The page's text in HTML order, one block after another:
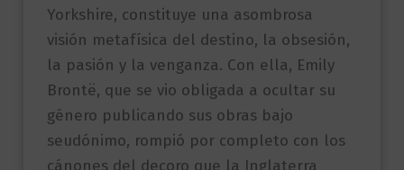
Yorkshire, constituye una asombrosa
visión metafísica del destino, la obsesión,
la pasión y la venganza. Con ella, Emily
Brontë, que se vio obligada a ocultar su
género publicando sus obras bajo
seudónimo, rompió por completo con los
cánones del decoro que la Inglaterra